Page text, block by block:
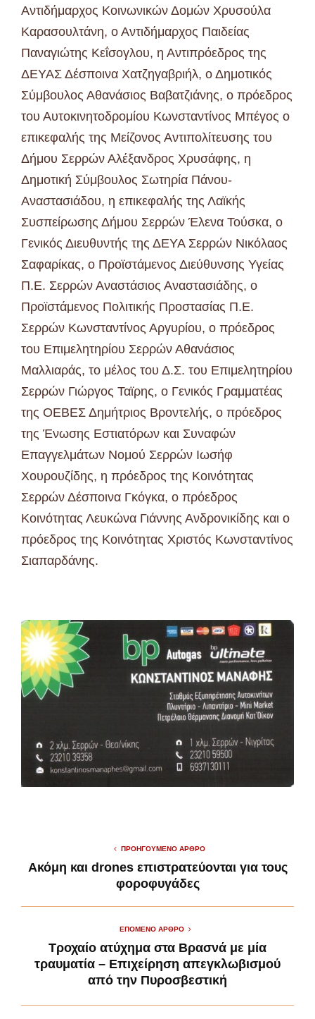
Αντιδήμαρχος Κοινωνικών Δομών Χρυσούλα
Καρασουλτάνη, ο Αντιδήμαρχος Παιδείας
Παναγιώτης Κεΐσογλου, η Αντιπρόεδρος της
ΔΕΥΑΣ Δέσποινα Χατζηγαβριήλ, ο Δημοτικός
Σύμβουλος Αθανάσιος Βαβατζιάνης, ο πρόεδρος
του Αυτοκινητοδρομίου Κωνσταντίνος Μπέγος ο
επικεφαλής της Μείζονος Αντιπολίτευσης του
Δήμου Σερρών Αλέξανδρος Χρυσάφης, η
Δημοτική Σύμβουλος Σωτηρία Πάνου-
Αναστασιάδου, η επικεφαλής της Λαϊκής
Συσπείρωσης Δήμου Σερρών Έλενα Τούσκα, ο
Γενικός Διευθυντής της ΔΕΥΑ Σερρών Νικόλαος
Σαφαρίκας, ο Προϊστάμενος Διεύθυνσης Υγείας
Π.Ε. Σερρών Αναστάσιος Αναστασιάδης, ο
Προϊστάμενος Πολιτικής Προστασίας Π.Ε.
Σερρών Κωνσταντίνος Αργυρίου, ο πρόεδρος
του Επιμελητηρίου Σερρών Αθανάσιος
Μαλλιαράς, το μέλος του Δ.Σ. του Επιμελητηρίου
Σερρών Γιώργος Ταϊρης, ο Γενικός Γραμματέας
της ΟΕΒΕΣ Δημήτριος Βροντελής, ο πρόεδρος
της Ένωσης Εστιατόρων και Συναφών
Επαγγελμάτων Νομού Σερρών Ιωσήφ
Χουρουζίδης, η πρόεδρος της Κοινότητας
Σερρών Δέσποινα Γκόγκα, ο πρόεδρος
Κοινότητας Λευκώνα Γιάννης Ανδρονικίδης και ο
πρόεδρος της Κοινότητας Χριστός Κωνσταντίνος
Σιαπαρδάνης.
ΠΡΟΗΓΟΎΜΕΝΟ ΆΡΘΡΟ
Ακόμη και drones επιστρατεύονται για τους
φοροφυγάδες
ΕΠΌΜΕΝΟ ΆΡΘΡΟ
Τροχαίο ατύχημα στα Βρασνά με μία
τραυματία – Επιχείρηση απεγκλωβισμού
από την Πυροσβεστική